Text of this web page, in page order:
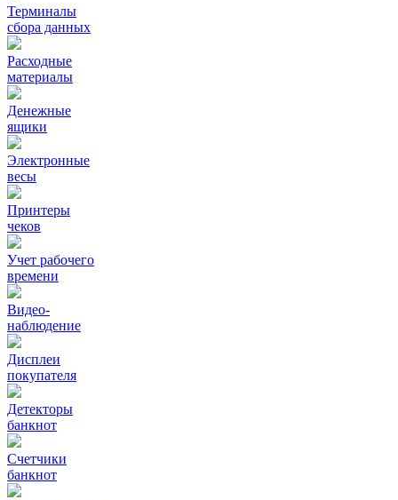
Терминалы
сбора данных
Расходные
материалы
Денежные
ящики
Электронные
весы
Принтеры
чеков
Учет рабочего
времени
Видео‑
наблюдение
Дисплеи
покупателя
Детекторы
банкнот
Счетчики
банкнот